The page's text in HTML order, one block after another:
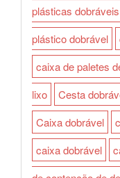
plásticas
plástico dobrável
caixa de paletes
lixo
Cesta
Caixa dobrável
caixa dobrável